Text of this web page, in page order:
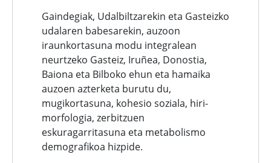
Gaindegiak, Udalbiltzarekin eta Gasteizko
udalaren babesarekin, auzoon
iraunkortasuna modu integralean
neurtzeko Gasteiz, Iruñea, Donostia,
Baiona eta Bilboko ehun eta hamaika
auzoen azterketa burutu du,
mugikortasuna, kohesio soziala, hiri-
morfologia, zerbitzuen
eskuragarritasuna eta metabolismo
demografikoa hizpide.